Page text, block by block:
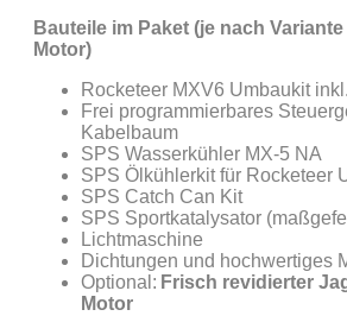
Bauteile im Paket (je nach
Motor)
Rocketeer MXV6 Umbaukit
Frei programmierbares
Kabelbaum
SPS Wasserkühler MX-5 NA
SPS Ölkühlerkit für Rocketeer
SPS Catch Can Kit
SPS Sportkatalysator
Lichtmaschine
Dichtungen und hochwertiges
Optional: Frisch revidierter
Motor